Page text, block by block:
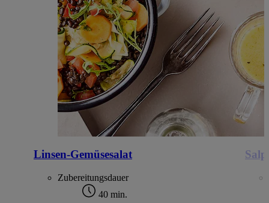
Linsen-Gemüsesalat
Zubereitungsdauer
40 min.